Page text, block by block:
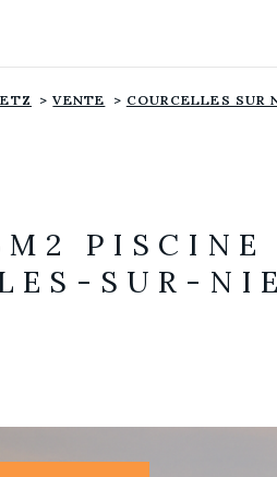
VENTE COURCELLES SUR
PISCINE
SUR-